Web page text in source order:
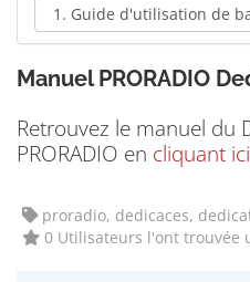
Manuel PRORADIO
Retrouvez le manuel du
PRORADIO en cliquant
proradio, dedicaces,
0 Utilisateurs l'ont trouvée